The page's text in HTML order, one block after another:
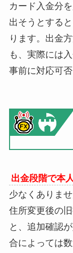
カード入金分
出そうとする
ります。出金
も、実際には
事前に対応可
出金段階で本
少なくありま
住所変更後の
と、追加確認
合によっては